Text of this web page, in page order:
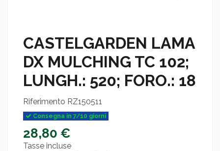
CASTELGARDEN LAMA
DX MULCHING TC 102;
LUNGH.: 520; FORO.: 18
Riferimento RZ150511
Consegna in 7/10 giorni
28,80 €
Tasse incluse